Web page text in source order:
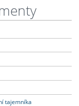
tajemníka